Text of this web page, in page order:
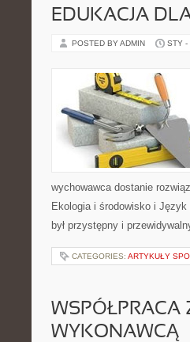
EDUKACJA
POSTED BY ADMIN STY -
wychowawca dostanie
Ekologia i środowisko i
był przystępny i
CATEGORIES: ARTYKUŁY
WSPÓŁPRACA
WYKONAWCĄ